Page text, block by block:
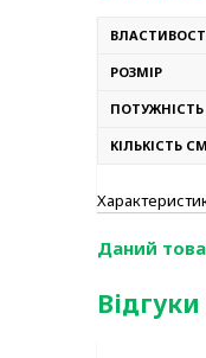
РОЗМІР
ПОТУЖНІСТЬ
КІЛЬКІСТЬ
Даний